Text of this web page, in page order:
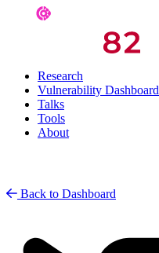
Research
Vulnerability Dashboard
Talks
Tools
About
Back to Dashboard